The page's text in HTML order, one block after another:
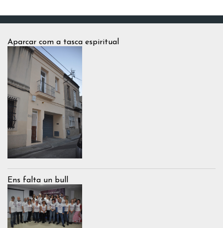
o
e
n
a
r
i
s
Aparcar com a tasca espiritual
Ens falta un bull